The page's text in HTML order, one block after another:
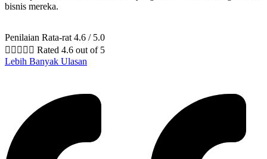
bisnis mereka.
Penilaian Rata-rat 4.6 / 5.0
     Rated 4.6 out of 5
Lebih Banyak Ulasan